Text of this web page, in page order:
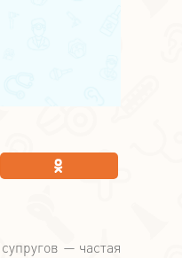
— частая